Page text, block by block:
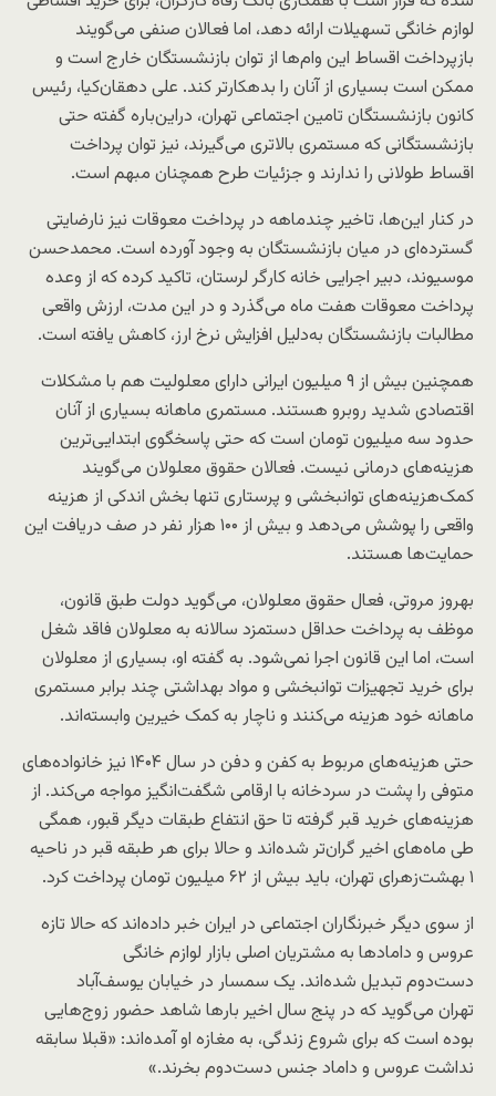
لوازم خانگی تسهیلات ارائه دهد، اما فعالان صنفی می‌گویند
بازپرداخت اقساط این وام‌ها از توان بازنشستگان خارج است و
ممکن است بسیاری از آنان را بدهکارتر کند. علی دهقان‌کیا، رئیس
کانون بازنشستگان تامین اجتماعی تهران، دراین‌باره گفته حتی
بازنشستگانی که مستمری بالاتری می‌گیرند، نیز توان پرداخت
اقساط طولانی را ندارند و جزئیات طرح همچنان مبهم است.
در کنار این‌ها، تاخیر چندماهه در پرداخت معوقات نیز نارضایتی
گسترده‌ای در میان بازنشستگان به وجود آورده است. محمدحسن
موسیوند، دبیر اجرایی خانه کارگر لرستان، تاکید کرده که از وعده
پرداخت معوقات هفت ماه می‌گذرد و در این مدت، ارزش واقعی
مطالبات بازنشستگان به‌دلیل افزایش نرخ ارز، کاهش یافته است.
همچنین بیش از ۹ میلیون ایرانی دارای معلولیت‌ هم با مشکلات
اقتصادی شدید روبرو هستند. مستمری ماهانه بسیاری از آنان
حدود سه میلیون تومان است که حتی پاسخگوی ابتدایی‌ترین
هزینه‌های درمانی نیست. فعالان حقوق معلولان می‌گویند
کمک‌هزینه‌های توانبخشی و پرستاری تنها بخش اندکی از هزینه
واقعی را پوشش می‌دهد و بیش از ۱۰۰ هزار نفر در صف دریافت این
حمایت‌ها هستند.
بهروز مروتی، فعال حقوق معلولان، می‌گوید دولت طبق قانون،
موظف به پرداخت حداقل دستمزد سالانه به معلولان فاقد شغل
است، اما این قانون اجرا نمی‌شود. به گفته او، بسیاری از معلولان
برای خرید تجهیزات توانبخشی و مواد بهداشتی چند برابر مستمری
ماهانه خود هزینه می‌کنند و ناچار به کمک خیرین وابسته‌اند.
حتی هزینه‌های مربوط به کفن و دفن در سال ۱۴۰۴ نیز خانواده‌های
متوفی را پشت در سردخانه با ارقامی شگفت‌انگیز مواجه می‌کند. از
هزینه‌های خرید قبر گرفته تا حق انتفاع طبقات دیگر قبور، همگی
طی ماه‌های اخیر گران‌تر شده‌اند و حالا برای هر طبقه قبر در ناحیه
۱ بهشت‌زهرای تهران، باید بیش از ۶۲ میلیون تومان پرداخت کرد.
از سوی دیگر خبرنگاران اجتماعی در ایران خبر داده‌اند که حالا تازه
عروس و دامادها به مشتریان اصلی بازار لوازم خانگی
دست‌دوم تبدیل شده‌اند. یک سمسار در خیابان یوسف‌آباد
تهران می‌گوید که در پنج سال اخیر بارها شاهد حضور زوج‌هایی
بوده است که برای شروع زندگی‌، به مغازه او آمده‌اند: «قبلا سابقه
نداشت عروس و داماد جنس دست‌دوم بخرند.»